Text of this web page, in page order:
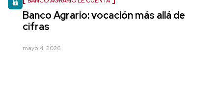
Banco Agrario: vocación más allá de
cifras
mayo 4, 2026